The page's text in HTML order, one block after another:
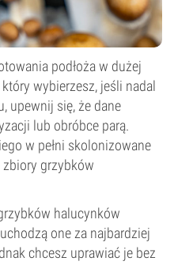
podłoża w dużej
wybierzesz, jeśli nadal
upewnij się, że dane
lub obróbce parą.
w pełni skolonizowane
grzybków
halucynków
one za najbardziej
chcesz uprawiać je bez